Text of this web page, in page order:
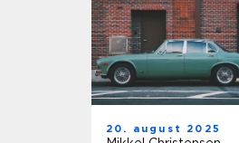
20. august 2025